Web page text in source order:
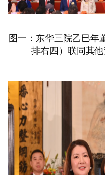
图一：东华三院乙巳年
排右四）联同其他